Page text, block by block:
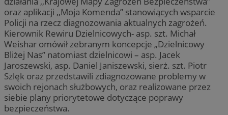
oraz aplikacji ,,Moja Komenda” stanowiących wsparcie
Policji na rzecz diagnozowania aktualnych zagrożeń.
Kierownik Rewiru Dzielnicowych- asp. szt. Michał
Weishar omówił zebranym koncepcje „Dzielnicowy
Bliżej Nas” natomiast dzielnicowi – asp. Jacek
Jaroszewski, asp. Daniel Janiszewski, sierż. szt. Piotr
Szlęk oraz przedstawili zdiagnozowane problemy w
swoich rejonach służbowych, oraz realizowane przez
siebie plany priorytetowe dotyczące poprawy
bezpieczeństwa.